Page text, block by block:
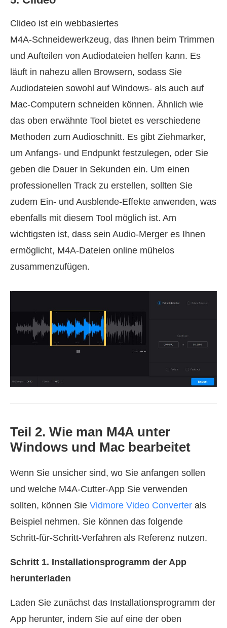
Clideo ist ein webbasiertes
M4A‑Schneidewerkzeug, das Ihnen beim Trimmen
und Aufteilen von Audiodateien helfen kann. Es
läuft in nahezu allen Browsern, sodass Sie
Audiodateien sowohl auf Windows‑ als auch auf
Mac‑Computern schneiden können. Ähnlich wie
das oben erwähnte Tool bietet es verschiedene
Methoden zum Audioschnitt. Es gibt Ziehmarker,
um Anfangs‑ und Endpunkt festzulegen, oder Sie
geben die Dauer in Sekunden ein. Um einen
professionellen Track zu erstellen, sollten Sie
zudem Ein‑ und Ausblende‑Effekte anwenden, was
ebenfalls mit diesem Tool möglich ist. Am
wichtigsten ist, dass sein Audio‑Merger es Ihnen
ermöglicht, M4A‑Dateien online mühelos
zusammenzufügen.
Teil 2. Wie man M4A unter
Windows und Mac bearbeitet
Wenn Sie unsicher sind, wo Sie anfangen sollen
und welche M4A‑Cutter‑App Sie verwenden
sollten, können Sie Vidmore Video Converter als
Beispiel nehmen. Sie können das folgende
Schritt‑für‑Schritt‑Verfahren als Referenz nutzen.
Schritt 1. Installationsprogramm der App
herunterladen
Laden Sie zunächst das Installationsprogramm der
App herunter, indem Sie auf eine der oben